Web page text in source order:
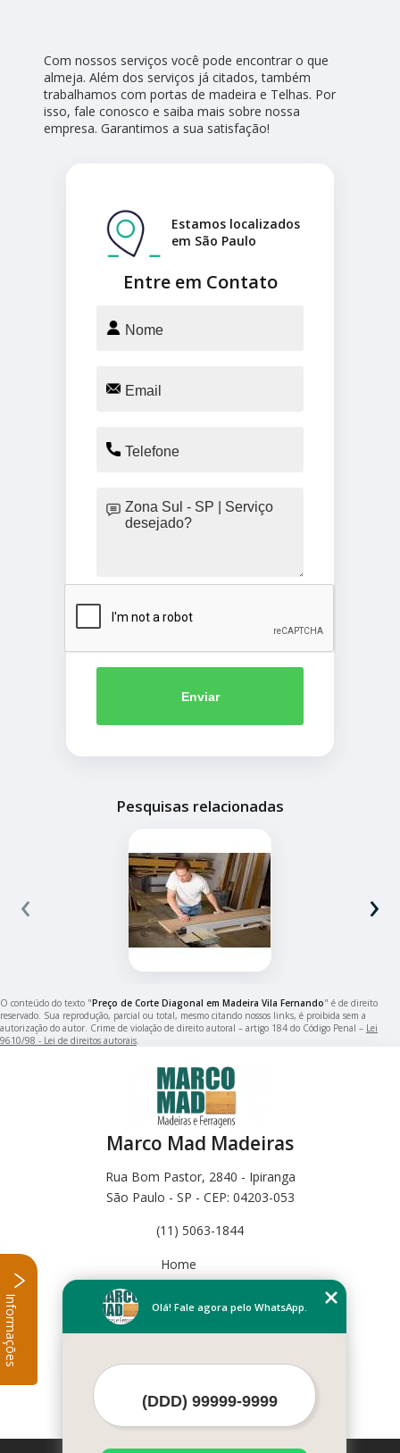
Com nossos serviços você pode encontrar o que
almeja. Além dos serviços já citados, também
trabalhamos com portas de madeira e Telhas. Por
isso, fale conosco e saiba mais sobre nossa
empresa. Garantimos a sua satisfação!
Entre em Contato
Estamos localizados
em São Paulo
Enviar
Pesquisas relacionadas
‹ ›
O conteúdo do texto "Preço de Corte Diagonal em Madeira Vila Fernando" é de direito
reservado. Sua reprodução, parcial ou total, mesmo citando nossos links, é proibida sem a
autorização do autor. Crime de violação de direito autoral – artigo 184 do Código Penal – Lei
9610/98 - Lei de direitos autorais.
Marco Mad Madeiras
Rua Bom Pastor, 2840 - Ipiranga
São Paulo - SP - CEP: 04203-053
(11) 5063-1844
Home
Empresa
Missão
Mapa do site
Olá! Fale agora pelo WhatsApp.
Informações